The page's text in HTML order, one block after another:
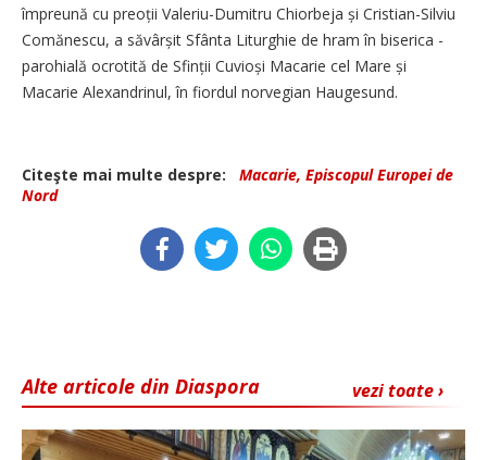
împreună cu preoții Valeriu-Dumitru Chiorbeja și Cristian-Silviu
Comănescu, a săvârșit Sfânta Liturghie de hram în biserica ­
parohială ocrotită de Sfinții Cuvioși Macarie cel Mare și
Macarie Alexandrinul, în fiordul norvegian ­Haugesund.
Citeşte mai multe despre:
Macarie, Episcopul Europei de
Nord
vezi toate ›
Alte articole din Diaspora